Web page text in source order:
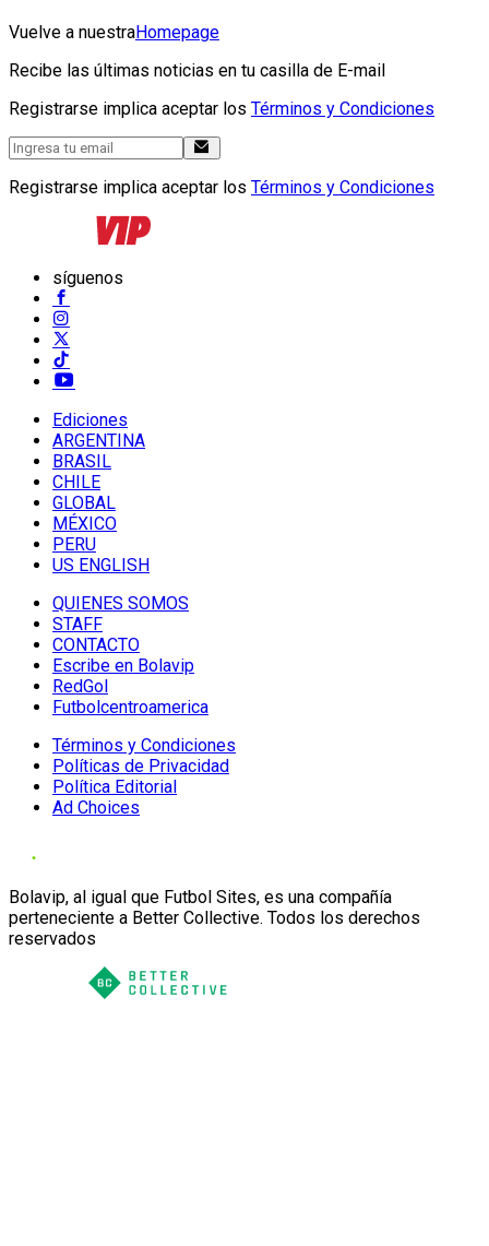
Vuelve a nuestraHomepage
Recibe las últimas noticias en tu casilla de E-mail
Registrarse implica aceptar los Términos y Condiciones
Registrarse implica aceptar los Términos y Condiciones
síguenos
Ediciones
ARGENTINA
BRASIL
CHILE
GLOBAL
MÉXICO
PERU
US ENGLISH
QUIENES SOMOS
STAFF
CONTACTO
Escribe en Bolavip
RedGol
Futbolcentroamerica
Términos y Condiciones
Políticas de Privacidad
Política Editorial
Ad Choices
Bolavip, al igual que Futbol Sites, es una compañía
perteneciente a Better Collective. Todos los derechos
reservados